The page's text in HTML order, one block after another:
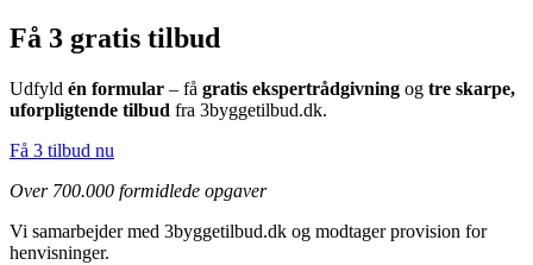
Få 3 gratis tilbud
Udfyld én formular – få gratis ekspertrådgivning og tre skarpe,
uforpligtende tilbud fra 3byggetilbud.dk.
Få 3 tilbud nu
Over 700.000 formidlede opgaver
Vi samarbejder med 3byggetilbud.dk og modtager provision for
henvisninger.